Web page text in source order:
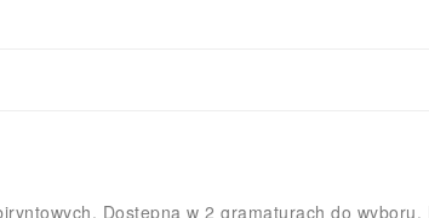
Dostępna w 2 gramaturach do wyboru.